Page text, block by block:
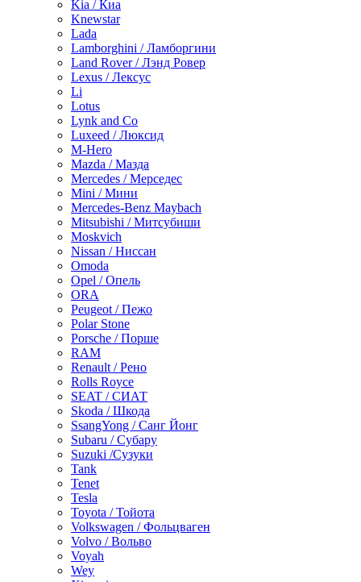
Kia / Киа
Knewstar
Lada
Lamborghini / Ламборгини
Land Rover / Лэнд Ровер
Lexus / Лексус
Li
Lotus
Lynk and Co
Luxeed / Люксид
M-Hero
Mazda / Мазда
Mercedes / Мерседес
Mini / Мини
Mercedes-Benz Maybach
Mitsubishi / Митсубиши
Moskvich
Nissan / Ниссан
Omoda
Opel / Опель
ORA
Peugeot / Пежо
Polar Stone
Porsche / Порше
RAM
Renault / Рено
Rolls Royce
SEAT / СИАТ
Skoda / Шкода
SsangYong / Санг Йонг
Subaru / Субару
Suzuki /Сузуки
Tank
Tenet
Tesla
Toyota / Тойота
Volkswagen / Фольцваген
Volvo / Вольво
Voyah
Wey